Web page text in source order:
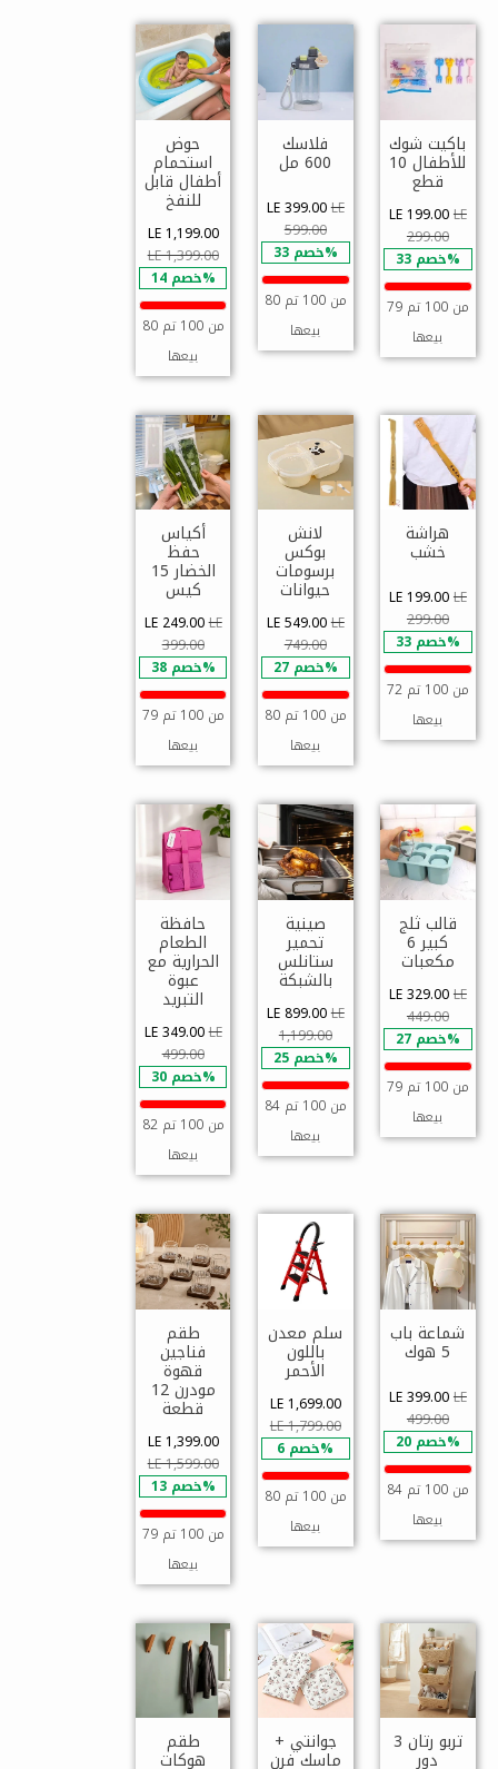
باكيت شوك
للأطفال 10
قطع
LE 199.00LE
299.00
خصم 33%
79 من 100 تم
بيعها
فلاسك
600 مل
LE 399.00LE
599.00
خصم 33%
80 من 100 تم
بيعها
حوض
استحمام
أطفال قابل
للنفخ
LE 1,199.00
LE 1,399.00
خصم 14%
80 من 100 تم
بيعها
هراشة
خشب
LE 199.00LE
299.00
خصم 33%
72 من 100 تم
بيعها
لانش
بوكس
برسومات
حيوانات
LE 549.00LE
749.00
خصم 27%
80 من 100 تم
بيعها
أكياس
حفظ
الخضار 15
كيس
LE 249.00LE
399.00
خصم 38%
79 من 100 تم
بيعها
قالب ثلج
كبير 6
مكعبات
LE 329.00LE
449.00
خصم 27%
79 من 100 تم
بيعها
صينية
تحمير
ستانلس
بالشبكة
LE 899.00LE
1,199.00
خصم 25%
84 من 100 تم
بيعها
حافظة
الطعام
الحرارية مع
عبوة
التبريد
LE 349.00LE
499.00
خصم 30%
82 من 100 تم
بيعها
شماعة باب
5 هوك
LE 399.00LE
499.00
خصم 20%
84 من 100 تم
بيعها
سلم معدن
باللون
الأحمر
LE 1,699.00
LE 1,799.00
خصم 6%
80 من 100 تم
بيعها
طقم
فناجين
قهوة
مودرن 12
قطعة
LE 1,399.00
LE 1,599.00
خصم 13%
79 من 100 تم
بيعها
تربو رتان 3
دور
جوانتي +
ماسك فرن
طقم
هوكات